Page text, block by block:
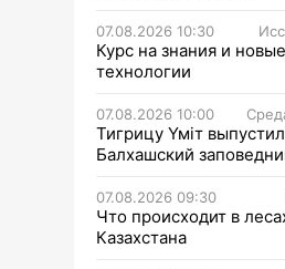
07.08.2026 10:30
Курс на знания и новые
технологии
07.08.2026 10:00
Тигрицу Үміт
Балхашский
07.08.2026 09:30
Что происходит в
Казахстана